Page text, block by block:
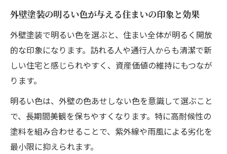
外壁塗装の明るい色が与える住まいの印象と効果
外壁塗装で明るい色を選ぶと、住まい全体が明るく開放
的な印象になります。訪れる人や通行人からも清潔で新
しい住宅と感じられやすく、資産価値の維持にもつなが
ります。
明るい色は、外壁の色あせしない色を意識して選ぶこと
で、長期間美観を保ちやすくなります。特に高耐候性の
塗料を組み合わせることで、紫外線や雨風による劣化を
最小限に抑えられます。